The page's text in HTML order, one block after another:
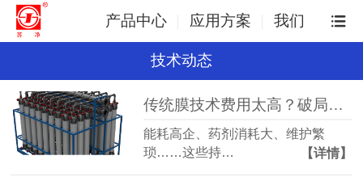
产品中心 应用方案 我们
技术动态
传统膜技术费用太高？破局成本困局，双压膜成本立省30%
能耗高企、药剂消耗大、维护繁
琐……这些持…
【详情】